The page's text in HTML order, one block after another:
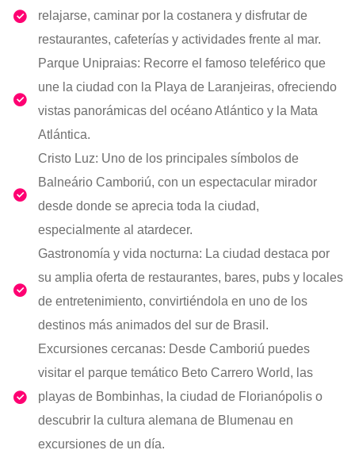
relajarse, caminar por la costanera y disfrutar de
restaurantes, cafeterías y actividades frente al mar.
Parque Unipraias: Recorre el famoso teleférico que
une la ciudad con la Playa de Laranjeiras, ofreciendo
vistas panorámicas del océano Atlántico y la Mata
Atlántica.
Cristo Luz: Uno de los principales símbolos de
Balneário Camboriú, con un espectacular mirador
desde donde se aprecia toda la ciudad,
especialmente al atardecer.
Gastronomía y vida nocturna: La ciudad destaca por
su amplia oferta de restaurantes, bares, pubs y locales
de entretenimiento, convirtiéndola en uno de los
destinos más animados del sur de Brasil.
Excursiones cercanas: Desde Camboriú puedes
visitar el parque temático Beto Carrero World, las
playas de Bombinhas, la ciudad de Florianópolis o
descubrir la cultura alemana de Blumenau en
excursiones de un día.